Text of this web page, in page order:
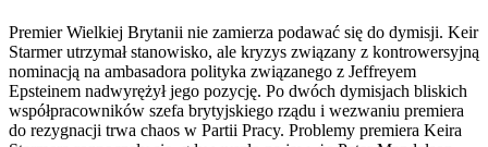
Premier Wielkiej Brytanii nie zamierza podawać się do dymisji. Keir
Starmer utrzymał stanowisko, ale kryzys związany z kontrowersyjną
nominacją na ambasadora polityka związanego z Jeffreyem
Epsteinem nadwyrężył jego pozycję. Po dwóch dymisjach bliskich
współpracowników szefa brytyjskiego rządu i wezwaniu premiera
do rezygnacji trwa chaos w Partii Pracy. Problemy premiera Keira